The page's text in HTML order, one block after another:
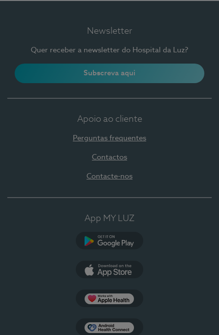
Newsletter
Quer receber a newsletter do Hospital da Luz?
Subscreva aqui
Apoio ao cliente
Perguntas frequentes
Contactos
Contacte-nos
App MY LUZ